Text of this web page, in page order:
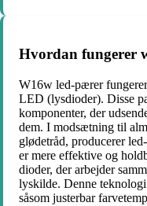
Hvordan fungerer
W16w led-pærer
LED (lysdioder). Disse
komponenter, der
dem. I modsætning til
glødetråd, producerer
er mere effektive og
dioder, der arbejder
lyskilde. Denne
såsom justerbar